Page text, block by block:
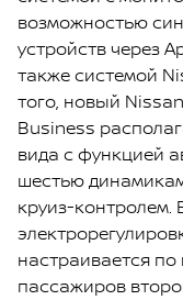
возможностью
устройств через
также системой
того, новый
Business
вида с функцией
шестью
круиз-контролем.
настраивается
пассажиров